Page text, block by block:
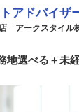
アドバイザ
アークスタイル
地選べる＋未